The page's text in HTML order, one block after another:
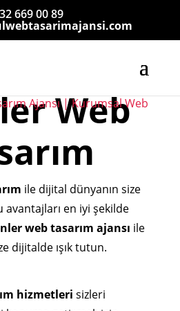
669 00 89
Web
ile dijital dünyanın size
en iyi şekilde
web tasarım ajansı ile
dijitalde ışık tutun.
hizmetleri sizleri